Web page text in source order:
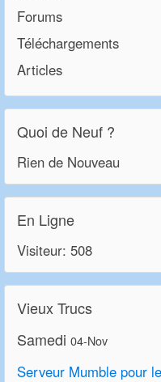
Forums
Téléchargements
Articles
Quoi de Neuf ?
Rien de Nouveau
En Ligne
Visiteur: 508
Vieux Trucs
Samedi 04-Nov
Serveur Mumble pour